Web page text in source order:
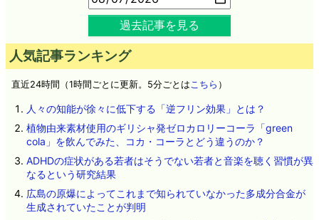
過去記事を見る
人気記事ランキング
直近24時間（1時間ごとに更新。5分ごとは こちら ）
人々の知能が徐々に低下する「逆フリン効果」とは？
植物由来素材使用のギリシャ発ゼロカロリーコーラ「green
cola」を飲んでみた、コカ・コーラとどう違うのか？
ADHDの症状がある若者はそうでない若者と音楽を聴く習慣が異
なるという研究結果
広島の原爆によってこれまで知られていなかった多成分合金が
生成されていたことが判明